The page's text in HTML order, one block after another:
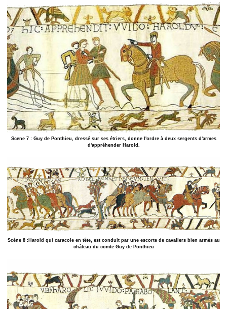
Scene 7 : Guy de Ponthieu, dressé sur ses étriers, donne l'ordre à deux sergents d'armes
d'appréhender Harold.
Scène 8 :Harold qui caracole en tête, est conduit par une escorte de cavaliers bien armés au
château du comte Guy de Ponthieu